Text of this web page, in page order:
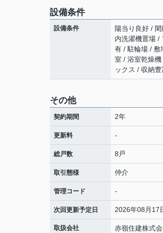
設備条件
設備条件
陽当り良好 /
内洗濯機置場 /
有 / 駐輪場 / 敷
室 / 浴室乾燥
ックス / 収納
その他
契約期間 2年
更新料 -
総戸数 8戸
取引態様 仲介
管理コード -
次回更新予定日 2026年08月17
取扱会社
赤嶺住建株式